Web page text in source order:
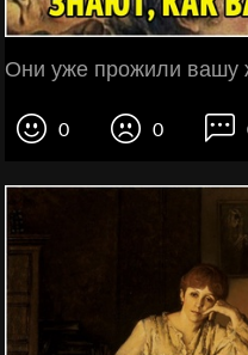
Они уже прожили вашу
0 0